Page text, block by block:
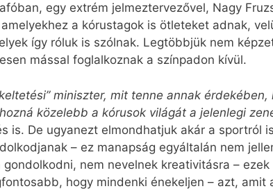
egy extrém jelmeztervezővel, Nagy
a kórustagok is ötleteket adnak,
így róluk is szólnak. Legtöbbjük nem
mással foglalkoznak a színpadon kívül.
miniszter, mit tenne annak
közelebb a kórusok világát a jelenlegi
is. De ugyanezt elmondhatjuk akár a sportról
– ez manapság egyáltalán nem
nem nevelnek kreativitásra –
hogy mindenki énekeljen – azt, amit